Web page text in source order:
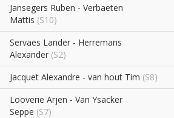
Jansegers Ruben - Verbaeten
Mattis (S10)
Servaes Lander - Herremans
Alexander (S2)
Jacquet Alexandre - van hout Tim (S8)
Looverie Arjen - Van Ysacker
Seppe (S7)